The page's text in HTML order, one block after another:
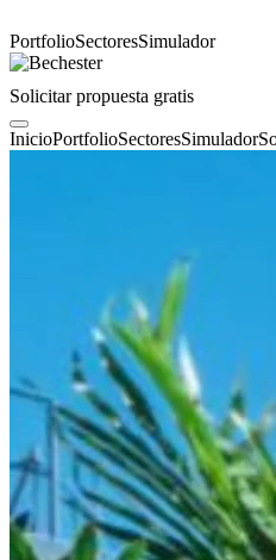
PortfolioSectoresSimulador
Solicitar propuesta gratis
InicioPortfolioSectoresSimulador